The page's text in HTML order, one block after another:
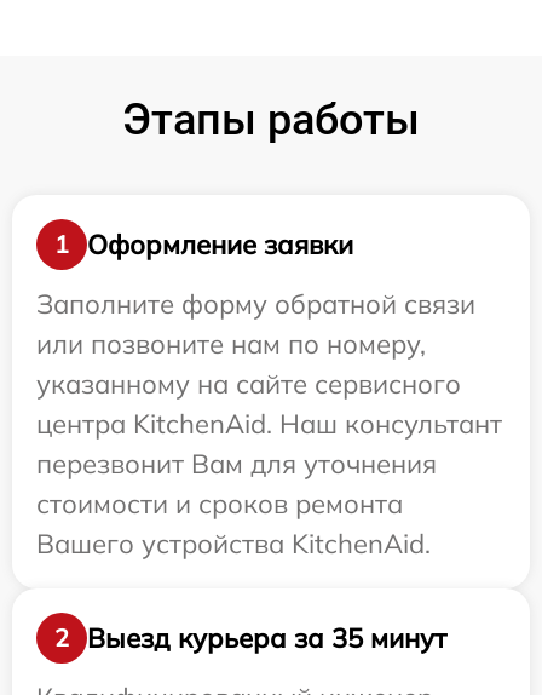
Этапы работы
1
Оформление заявки
Заполните форму обратной связи
или позвоните нам по номеру,
указанному на сайте сервисного
центра KitchenAid. Наш консультант
перезвонит Вам для уточнения
стоимости и сроков ремонта
Вашего устройства KitchenAid.
2
Выезд курьера за 35 минут